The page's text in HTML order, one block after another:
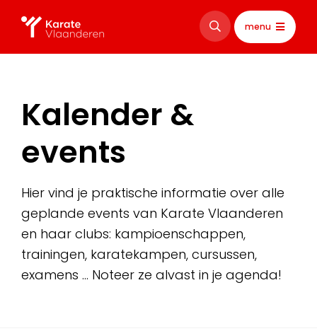
menu
Kalender &
events
Hier vind je praktische informatie over alle
geplande events van Karate Vlaanderen
en haar clubs: kampioenschappen,
trainingen, karatekampen, cursussen,
examens … Noteer ze alvast in je agenda!